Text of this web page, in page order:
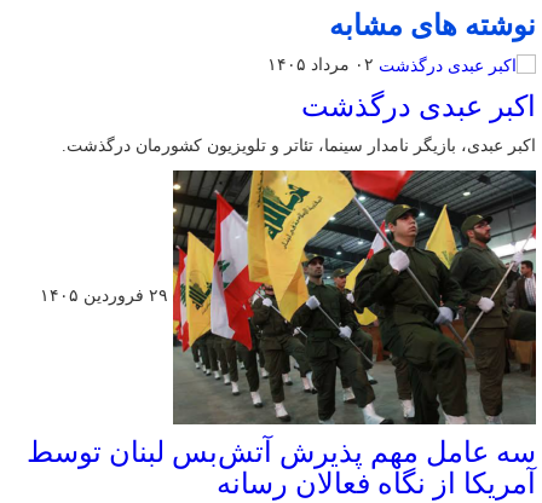
نوشته های مشابه
۰۲ مرداد ۱۴۰۵
اکبر عبدی درگذشت
اکبر عبدی، بازیگر نامدار سینما، تئاتر و تلویزیون کشورمان درگذشت.
۲۹ فروردین ۱۴۰۵
سه عامل مهم پذیرش آتش‌بس لبنان توسط
آمریکا از نگاه فعالان رسانه